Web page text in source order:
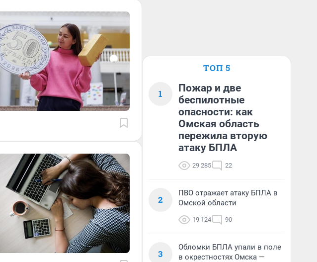
ТОП 5
1
Пожар и две
беспилотные
опасности: как
Омская область
пережила вторую
атаку БПЛА
29 285 22
2
ПВО отражает атаку БПЛА в
Омской области
19 124 90
3
Обломки БПЛА упали в поле
в окрестностях Омска —